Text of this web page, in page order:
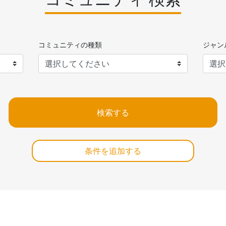
コミュニティの種類 ジャン
検索する
条件を追加する